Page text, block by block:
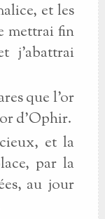
et les
mettrai fin
j'abattrai
que l'or
d'Ophir.
et la
par la
au jour